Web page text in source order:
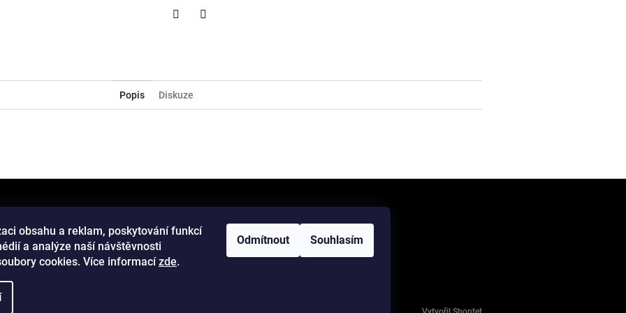
obsahu a reklam, poskytování funkcí
a analýze naší návštěvnosti
cookies. Více informacízde.
Odmítnout Souhlasím
Popis Diskuze